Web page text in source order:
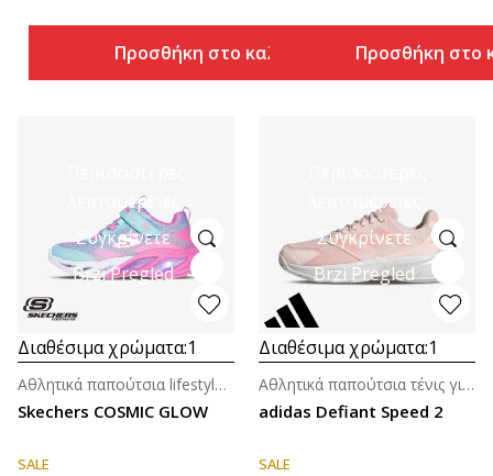
Προσθήκη στο καλάθι Προσθήκη στο
λεπτομέρειες
Συγκρίνετε
Brzi Pregled
Διαθέσιμα χρώματα:1
Skechers COSMIC GLOW
Αθλητικά παπούτσια lifestyle για κορίτσια (4-7ε.)
SALE
λεπτομέρειες
Συγκρίνετε
Brzi Pregled
Διαθέσιμα χρώματα:1
adidas Defiant Speed 2
Αθλητικά παπούτσια τένις για γυναίκες
SALE